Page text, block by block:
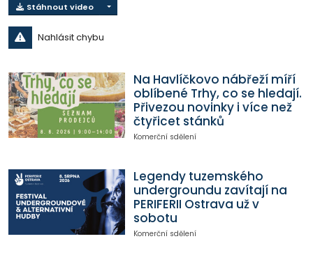
Stáhnout video
Nahlásit chybu
Na Havlíčkovo nábřeží míří
oblíbené Trhy, co se hledají.
Přivezou novinky i více než
čtyřicet stánků
Komerční sdělení
Legendy tuzemského
undergroundu zavítají na
PERIFERII Ostrava už v
sobotu
Komerční sdělení